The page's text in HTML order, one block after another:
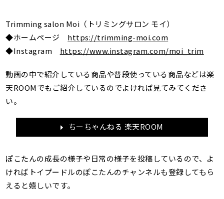
Trimming salon Moi（トリミングサロン モイ）
◆ホームページ https://trimming-moi.com
◆Instagram https://www.instagram.com/moi_trim
動画の中で紹介している商品や普段使っている商品などは楽
天ROOMでもご紹介しているのでよければ見てみてくださ
い。
ちーちゃんねる 楽天ROOM
ぽこたんの成長の様子や日常の様子を投稿しているので、よ
ければトイプードルのぽこたんのチャンネルも登録してもら
えると嬉しいです。